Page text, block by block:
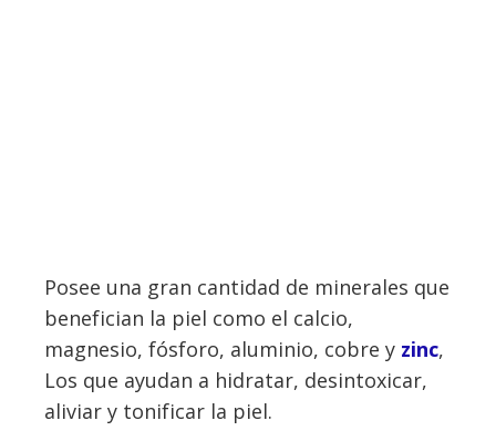
Posee una gran cantidad de minerales que
benefician la piel como el calcio,
magnesio, fósforo, aluminio, cobre y zinc,
Los que ayudan a hidratar, desintoxicar,
aliviar y tonificar la piel.